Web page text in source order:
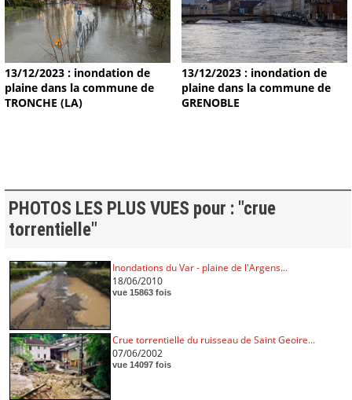
13/12/2023 : inondation de
plaine dans la commune de
TRONCHE (LA)
13/12/2023 : inondation de
plaine dans la commune de
GRENOBLE
PHOTOS LES PLUS VUES pour : "crue
torrentielle"
Inondations du Var - plaine de l'Argens...
18/06/2010
vue 15863 fois
Crue torrentielle du ruisseau de Saint Geoire...
07/06/2002
vue 14097 fois